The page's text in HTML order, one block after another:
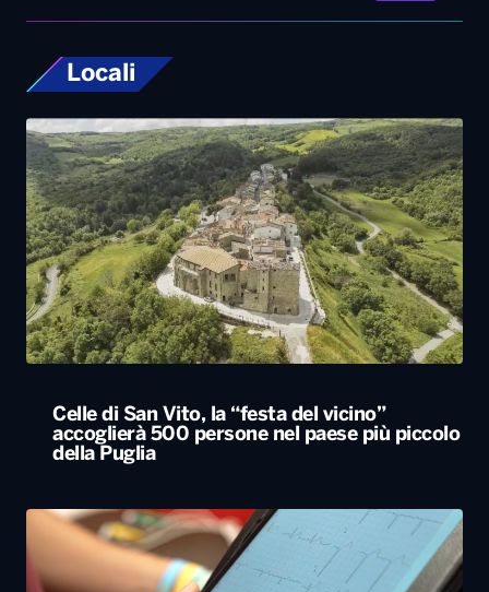
Locali
Celle di San Vito, la “festa del vicino”
accoglierà 500 persone nel paese più piccolo
della Puglia